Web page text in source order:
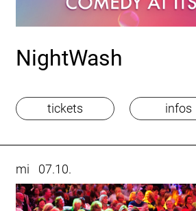
NightWash
tickets infos
mi 07.10.